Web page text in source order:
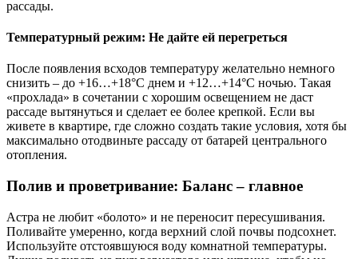
рассады.
Температурный режим: Не дайте ей перегреться
После появления всходов температуру желательно немного
снизить – до +16…+18°C днем и +12…+14°C ночью. Такая
«прохлада» в сочетании с хорошим освещением не даст
рассаде вытянуться и сделает ее более крепкой. Если вы
живете в квартире, где сложно создать такие условия, хотя бы
максимально отодвиньте рассаду от батарей центрального
отопления.
Полив и проветривание: Баланс – главное
Астра не любит «болото» и не переносит пересушивания.
Поливайте умеренно, когда верхний слой почвы подсохнет.
Используйте отстоявшуюся воду комнатной температуры.